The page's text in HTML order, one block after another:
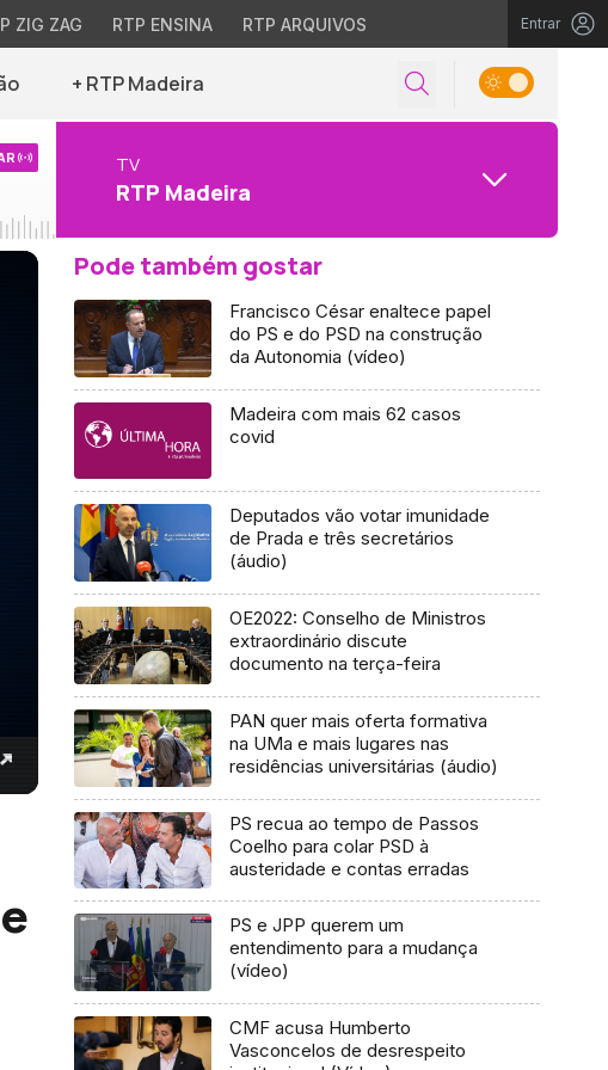
ZIG ZAG RTP ENSINA RTP ARQUIVOS Entrar
+ RTP Madeira
TV
RTP Madeira
Pode também gostar
Francisco César enaltece papel
do PS e do PSD na construção
da Autonomia (vídeo)
Madeira com mais 62 casos
covid
Deputados vão votar imunidade
de Prada e três secretários
(áudio)
OE2022: Conselho de Ministros
extraordinário discute
documento na terça-feira
PAN quer mais oferta formativa
na UMa e mais lugares nas
residências universitárias (áudio)
PS recua ao tempo de Passos
Coelho para colar PSD à
austeridade e contas erradas
PS e JPP querem um
entendimento para a mudança
(vídeo)
CMF acusa Humberto
Vasconcelos de desrespeito